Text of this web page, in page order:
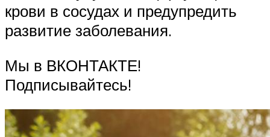
крови в сосудах и предупредить
развитие заболевания.
Мы в ВКОНТАКТЕ!
Подписывайтесь!